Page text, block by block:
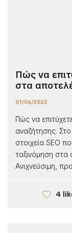
Πώς να
στα
01/06/2022
Πώς να
αναζήτησης.
στοιχεία SEO
ταξινόμηση
Ανιχνεύσιμη,
4